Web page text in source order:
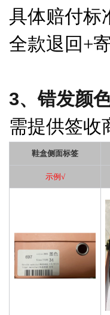
具体赔付标
全款退回+
3、错发颜
需提供签收
鞋盒侧面标签
示例 √